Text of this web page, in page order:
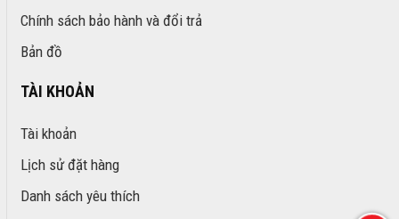
Chính sách bảo hành và đổi trả
Bản đồ
TÀI KHOẢN
Tài khoản
Lịch sử đặt hàng
Danh sách yêu thích